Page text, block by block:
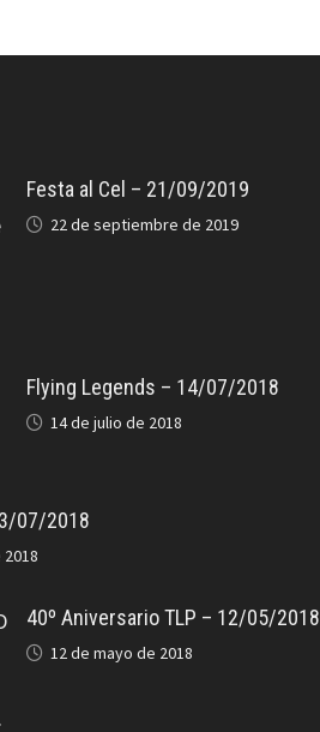
Festa al Cel – 21/09/2019
22 de septiembre de 2019
Flying Legends – 14/07/2018
14 de julio de 2018
07/2018
40º Aniversario TLP – 12/05/2018
12 de mayo de 2018